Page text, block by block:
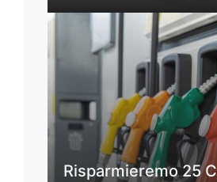
Risparmieremo 25